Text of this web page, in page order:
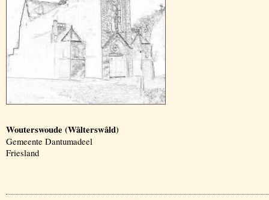
Wouterswoude (Wâlterswâld)
Gemeente Dantumadeel
Friesland